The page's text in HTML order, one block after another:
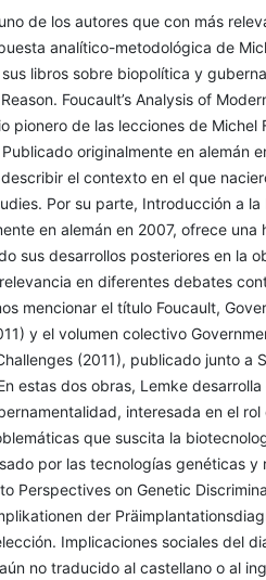
de los autores que con más
analítico-metodológica de
libros sobre biopolítica y
Foucault’s Analysis of
pionero de las lecciones de Michel
originalmente en alemán
el contexto en el que
Por su parte, Introducción a la
en alemán en 2007, ofrece una
sus desarrollos posteriores en la
en diferentes debates
mencionar el título Foucault,
y el volumen colectivo
(2011), publicado junto a
estas dos obras, Lemke
interesada en el
que suscita la
por las tecnologías genéticas
Perspectives on Genetic
der
Implicaciones sociales del
no traducido al castellano o al